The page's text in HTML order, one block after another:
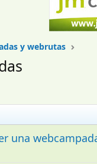
y webrutas
una